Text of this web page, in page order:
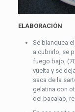
ELABORACIÓN
Se blanquea
a cubrirlo, se
fuego bajo,
vuelta y se
saca de la
gelatina con
del bacalao,